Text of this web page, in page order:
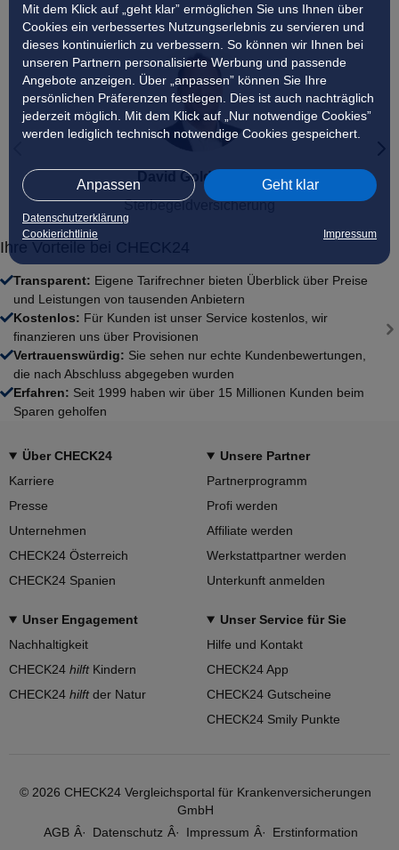
Mit dem Klick auf „geht klar” ermöglichen Sie uns Ihnen über
Cookies ein verbessertes Nutzungserlebnis zu servieren und
dieses kontinuierlich zu verbessern. So können wir Ihnen bei
unseren Partnern personalisierte Werbung und passende
Angebote anzeigen. Über „anpassen” können Sie Ihre
persönlichen Präferenzen festlegen. Dies ist auch nachträglich
jederzeit möglich. Mit dem Klick auf „Nur notwendige Cookies”
werden lediglich technisch notwendige Cookies gespeichert.
Anpassen Geht klar
Datenschutzerklärung
Cookierichtlinie
Impressum
Private Krankenversicherung für Beamte
Private Krankenversicherung für Familien
David Goldschmitt
Sterbegeld­versicherung
Ihre Vorteile bei CHECK24
Transparent: Eigene Tarifrechner bieten Überblick über Preise
und Leistungen von tausenden Anbietern
Kostenlos: Für Kunden ist unser Service kostenlos, wir
finanzieren uns über Provisionen
Vertrauenswürdig: Sie sehen nur echte Kundenbewertungen,
die nach Abschluss abgegeben wurden
Erfahren: Seit 1999 haben wir über 15 Millionen Kunden beim
Sparen geholfen
Über CHECK24
Karriere
Presse
Unternehmen
CHECK24 Österreich
CHECK24 Spanien
Unsere Partner
Partnerprogramm
Profi werden
Affiliate werden
Werkstattpartner werden
Unterkunft anmelden
Unser Engagement
Nachhaltigkeit
CHECK24 hilftKindern
CHECK24 hilftder Natur
Unser Service für Sie
Hilfe und Kontakt
CHECK24 App
CHECK24 Gutscheine
CHECK24 Smily Punkte
© 2026 CHECK24 Vergleichsportal für Krankenversicherungen
GmbH
AGB
Datenschutz Impressum Erstinformation